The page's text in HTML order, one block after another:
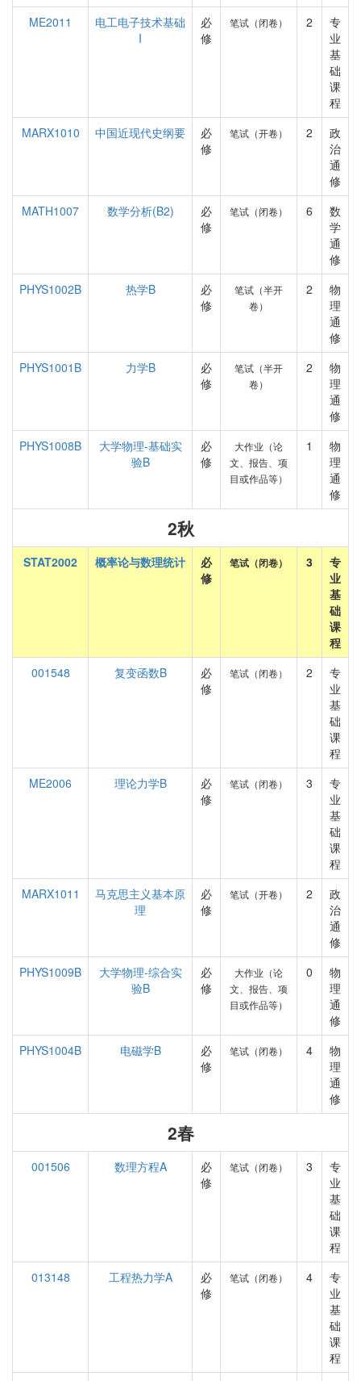
ME2011
电工电子技术基础
I
必
修
笔试（闭卷） 2
专
业
基
础
课
程
MARX1010
中国近现代史纲要
必
修
笔试（开卷） 2
政
治
通
修
MATH1007
数学分析(B2)
必
修
笔试（闭卷） 6
数
学
通
修
PHYS1002B
热学B
必
修
笔试（半开
卷）
2
物
理
通
修
PHYS1001B
力学B
必
修
笔试（半开
卷）
2
物
理
通
修
PHYS1008B
大学物理-基础实
验B
必
修
大作业（论
文、报告、项
目或作品等）
1
物
理
通
修
2秋
STAT2002 概率论与数理统计
必
修
笔试（闭卷） 3
专
业
基
础
课
程
001548
复变函数B
必
修
笔试（闭卷） 2
专
业
基
础
课
程
ME2006
理论力学B
必
修
笔试（闭卷） 3
专
业
基
础
课
程
MARX1011
马克思主义基本原
理
必
修
笔试（开卷） 2
政
治
通
修
PHYS1009B
大学物理-综合实
验B
必
修
大作业（论
文、报告、项
目或作品等）
0
物
理
通
修
PHYS1004B
电磁学B
必
修
笔试（闭卷） 4
物
理
通
修
2春
001506 数理方程A
必
修
笔试（闭卷） 3
专
业
基
础
课
程
013148
工程热力学A
必
修
笔试（闭卷） 4
专
业
基
础
课
程